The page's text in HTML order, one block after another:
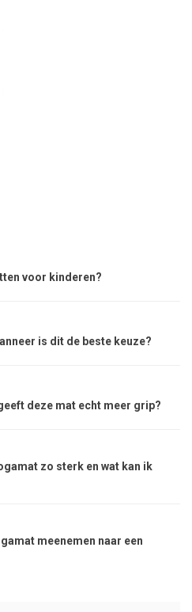
voor kinderen?
is dit de beste keuze?
deze mat echt meer grip?
zo sterk en wat kan ik
meenemen naar een